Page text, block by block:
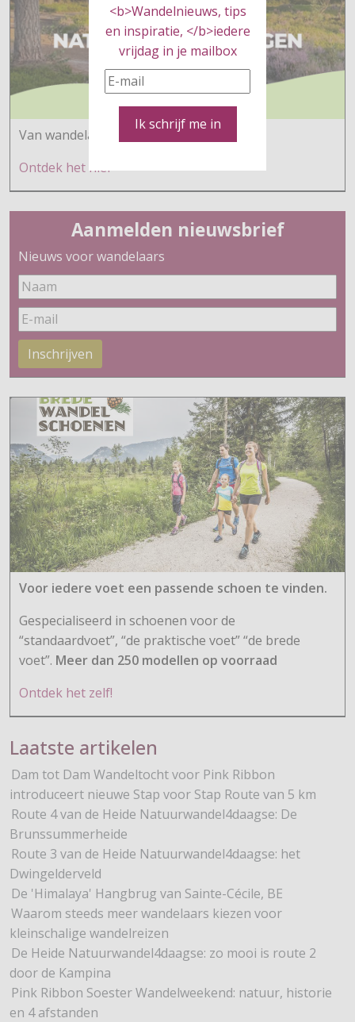
<b>Wandelnieuws, tips
en inspiratie, </b>iedere
vrijdag in je mailbox
Ik schrijf me in
Van wandelaars voor wandelaars
Ontdek het hier
Aanmelden nieuwsbrief
Nieuws voor wandelaars
Inschrijven
Voor iedere voet een passende schoen te vinden.
Gespecialiseerd in schoenen voor de
“standaardvoet”, “de praktische voet” “de brede
voet”. Meer dan 250 modellen op voorraad
Ontdek het zelf!
Laatste artikelen
Dam tot Dam Wandeltocht voor Pink Ribbon
introduceert nieuwe Stap voor Stap Route van 5 km
Route 4 van de Heide Natuurwandel4daagse: De
Brunssummerheide
Route 3 van de Heide Natuurwandel4daagse: het
Dwingelderveld
De 'Himalaya' Hangbrug van Sainte-Cécile, BE
Waarom steeds meer wandelaars kiezen voor
kleinschalige wandelreizen
De Heide Natuurwandel4daagse: zo mooi is route 2
door de Kampina
Pink Ribbon Soester Wandelweekend: natuur, historie
en 4 afstanden